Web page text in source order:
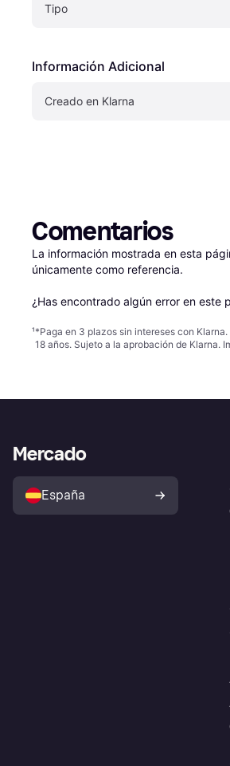
Tipo
Información Adicional
Creado en Klarna
Comentarios
La información mostrada en esta
únicamente como referencia.
¿Has encontrado algún error en este
¹*Paga en 3 plazos sin intereses con
18 años. Sujeto a la aprobación de Klarna.
Mercado
España